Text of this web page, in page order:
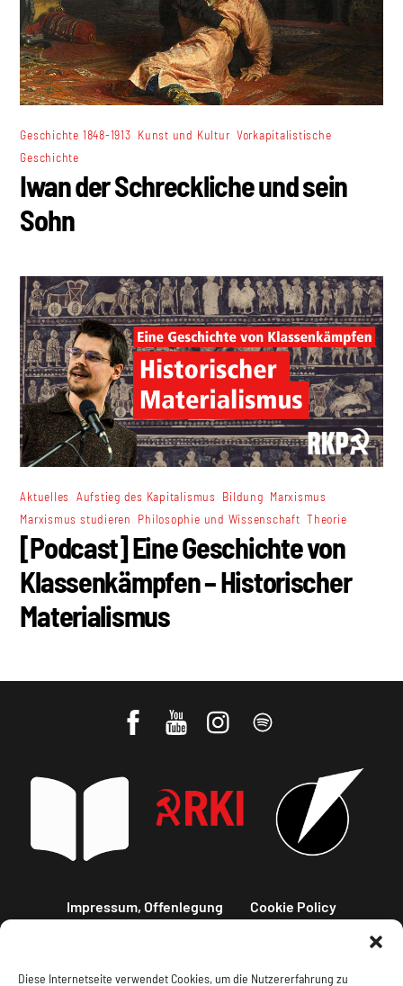
Diese Internetseite verwendet Cookies, um die Nutzererfahrung zu
Geschichte 1848-1913 Kunst und Kultur Vorkapitalistische
Geschichte
Iwan der Schreckliche und sein
Sohn
Aktuelles Aufstieg des Kapitalismus Bildung Marxismus
Marxismus studieren Philosophie und Wissenschaft ,Theorie
[Podcast] Eine Geschichte von
Klassenkämpfen – Historischer
Materialismus
Impressum, Offenlegung Cookie Policy